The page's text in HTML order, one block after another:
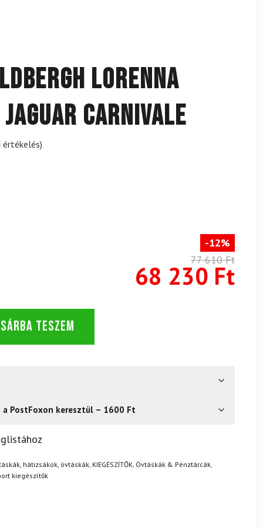
Lorenna
Jaguar Carnivale
értékelés)
-12%
77 610 Ft
68 230 Ft
TESZEM
a PostFoxon keresztül – 1600 Ft
gond – a terméket egyszerűen visszaküldheti 14
hátizsákok, övtáskák, KIEGÉSZÍTŐK, Övtáskák & Pénztárcák,
kiegészítők